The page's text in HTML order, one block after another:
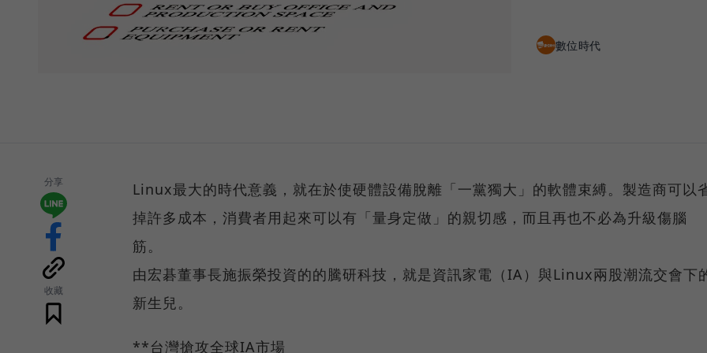
數位時代
分享
收藏
Linux最大的時代意義，就在於使硬體設備脫離「一黨獨大」的軟體束縛。製造商可以
掉許多成本，消費者用起來可以有「量身定做」的親切感，而且再也不必為升級傷腦
筋。
由宏碁董事長施振榮投資的的騰研科技，就是資訊家電（IA）與Linux兩股潮流交會下
新生兒。
**台灣搶攻全球IA市場